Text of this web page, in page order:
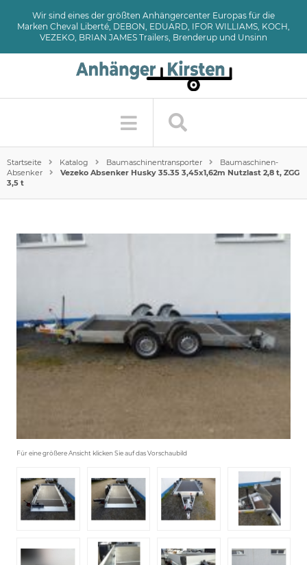
Wir sind eines der größten Anhängercenter Europas für die
Marken Cheval Liberté, DEBON, EDUARD, IFOR WILLIAMS, KOCH,
VEZEKO, BRIAN JAMES Trailers, Brenderup und Unsinn
Startseite Katalog Baumaschinentransporter
Baumaschinen-
Absenker
Vezeko Absenker Husky 35.35 3,45x1,62m Nutzlast 2,8 t, ZGG
3,5 t
Für eine größere Ansicht klicken Sie auf das Vorschaubild